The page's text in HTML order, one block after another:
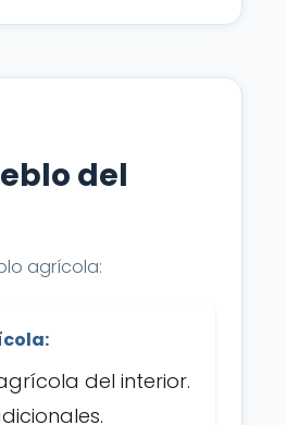
del
agrícola:
del interior.